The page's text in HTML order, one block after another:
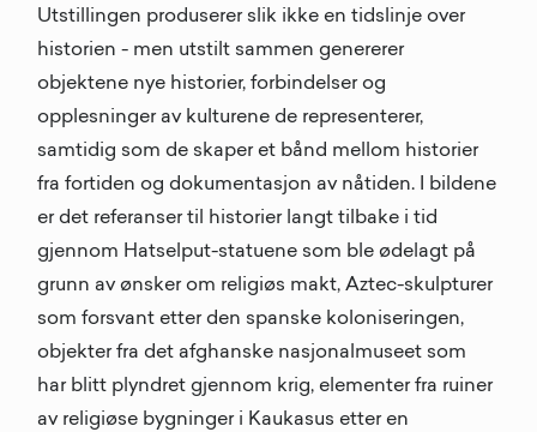
Utstillingen produserer slik ikke en tidslinje over
historien - men utstilt sammen genererer
objektene nye historier, forbindelser og
opplesninger av kulturene de representerer,
samtidig som de skaper et bånd mellom historier
fra fortiden og dokumentasjon av nåtiden. I bildene
er det referanser til historier langt tilbake i tid
gjennom Hatselput-statuene som ble ødelagt på
grunn av ønsker om religiøs makt, Aztec-skulpturer
som forsvant etter den spanske koloniseringen,
objekter fra det afghanske nasjonalmuseet som
har blitt plyndret gjennom krig, elementer fra ruiner
av religiøse bygninger i Kaukasus etter en